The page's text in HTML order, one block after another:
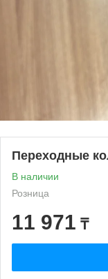
Переходные
В наличии
Розница
11 971 ₸